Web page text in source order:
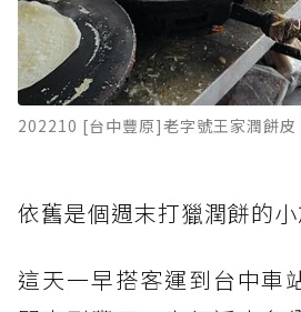
202210 [台中豐原]老字號王家潤餅皮
依舊是個週末打獵潤餅的小
這天一早搭客運到台中車